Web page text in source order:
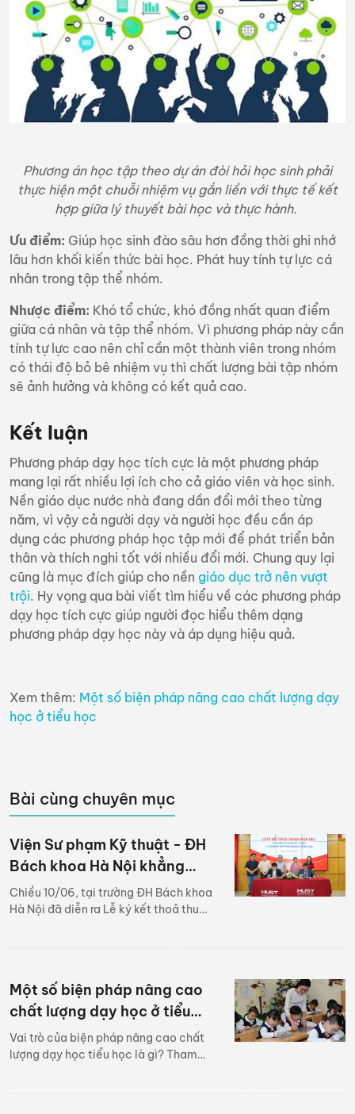
Phương án học tập theo dự án đòi hỏi học sinh phải
thực hiện một chuỗi nhiệm vụ gắn liền với thực tế kết
hợp giữa lý thuyết bài học và thực hành.
Ưu điểm: Giúp học sinh đào sâu hơn đồng thời ghi nhớ
lâu hơn khối kiến thức bài học. Phát huy tính tự lực cá
nhân trong tập thể nhóm.
Nhược điểm: Khó tổ chức, khó đồng nhất quan điểm
giữa cá nhân và tập thể nhóm. Vì phương pháp này cần
tính tự lực cao nên chỉ cần một thành viên trong nhóm
có thái độ bỏ bê nhiệm vụ thì chất lượng bài tập nhóm
sẽ ảnh hưởng và không có kết quả cao.
Kết luận
Phương pháp dạy học tích cực là một phương pháp
mang lại rất nhiều lợi ích cho cả giáo viên và học sinh.
Nền giáo dục nước nhà đang dần đổi mới theo từng
năm, vì vậy cả người dạy và người học đều cần áp
dụng các phương pháp học tập mới để phát triển bản
thân và thích nghi tốt với nhiều đổi mới. Chung quy lại
cũng là mục đích giúp cho nền giáo dục trở nên vượt
trội. Hy vọng qua bài viết tìm hiểu về các phương pháp
dạy học tích cực giúp người đọc hiểu thêm dạng
phương pháp dạy học này và áp dụng hiệu quả.
Xem thêm: Một số biện pháp nâng cao chất lượng dạy
học ở tiểu học
Bài cùng chuyên mục
Viện Sư phạm Kỹ thuật - ĐH
Bách khoa Hà Nội khẳng
định Edulive là đối tác tiên
phong cung cấp công nghệ
Chiều 10/06, tại trường ĐH Bách khoa
Hà Nội đã diễn ra Lễ ký kết thoả thuận
tạo vào chương trình giảng dạy. Sự
kiện này đã đánh dấu mốc quan trọng
bên.
Một số biện pháp nâng cao
chất lượng dạy học ở tiểu
học
Vai trò của biện pháp nâng cao chất
lượng dạy học tiểu học là gì? Tham